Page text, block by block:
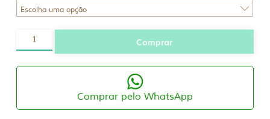
Nome
|
Letras
Comprar
Comprar pelo WhatsApp